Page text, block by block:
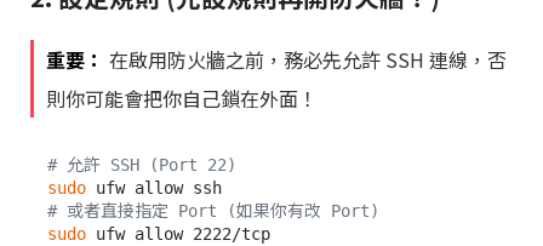
重要： 在啟用防火牆之前，務必先允許 SSH 連線，否
則你可能會把你自己鎖在外面！
# 允許 SSH (Port 22)
sudo
# 或者直接指定 Port (如果你有改 Port)
sudo ufw allow 2222/tcp